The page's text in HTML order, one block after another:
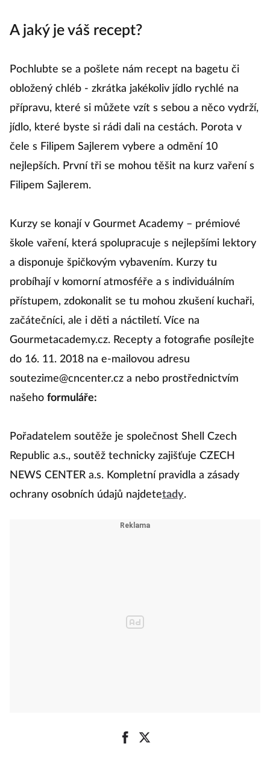
A jaký je váš recept?
Pochlubte se a pošlete nám recept na bagetu či
obložený chléb - zkrátka jakékoliv jídlo rychlé na
přípravu, které si můžete vzít s sebou a něco vydrží,
jídlo, které byste si rádi dali na cestách. Porota v
čele s Filipem Sajlerem vybere a odmění 10
nejlepších. První tři se mohou těšit na kurz vaření s
Filipem Sajlerem.
Kurzy se konají v Gourmet Academy – prémiové
škole vaření, která spolupracuje s nejlepšími lektory
a disponuje špičkovým vybavením. Kurzy tu
probíhají v komorní atmosféře a s individuálním
přístupem, zdokonalit se tu mohou zkušení kuchaři,
začátečníci, ale i děti a náctiletí. Více na
Gourmetacademy.cz. Recepty a fotografie posílejte
do 16. 11. 2018 na e-mailovou adresu
soutezime@cncenter.cz a nebo prostřednictvím
našeho formuláře:
Pořadatelem soutěže je společnost Shell Czech
Republic a.s., soutěž technicky zajišťuje CZECH
NEWS CENTER a.s. Kompletní pravidla a zásady
ochrany osobních údajů najdetetady.